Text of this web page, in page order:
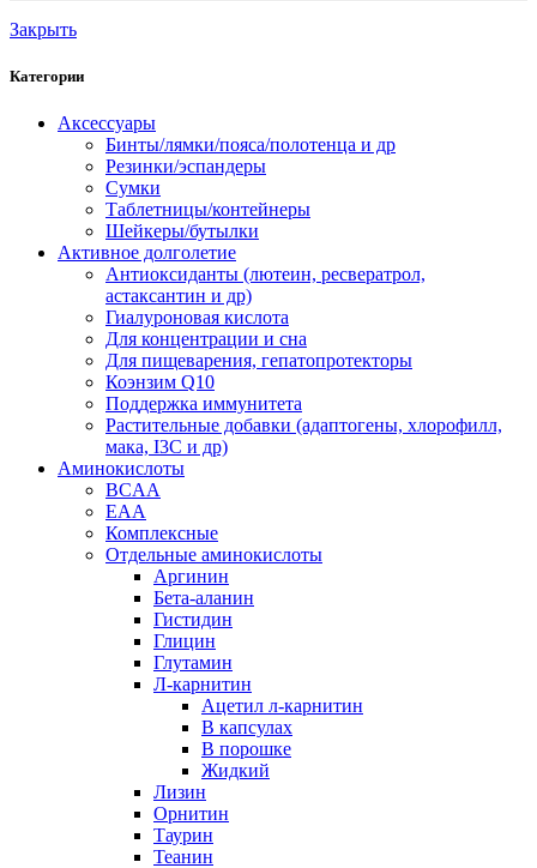
Закрыть
Категории
Аксессуары
Бинты/лямки/пояса/полотенца и др
Резинки/эспандеры
Сумки
Таблетницы/контейнеры
Шейкеры/бутылки
Активное долголетие
Антиоксиданты (лютеин, ресвератрол,
астаксантин и др)
Гиалуроновая кислота
Для концентрации и сна
Для пищеварения, гепатопротекторы
Коэнзим Q10
Поддержка иммунитета
Растительные добавки (адаптогены, хлорофилл,
мака, I3C и др)
Аминокислоты
BCAA
EAA
Комплексные
Отдельные аминокислоты
Аргинин
Бета-аланин
Гистидин
Глицин
Глутамин
Л-карнитин
Ацетил л-карнитин
В капсулах
В порошке
Жидкий
Лизин
Орнитин
Таурин
Теанин